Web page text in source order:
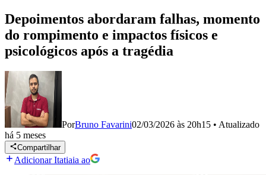
Depoimentos abordaram falhas, momento
do rompimento e impactos físicos e
psicológicos após a tragédia
PorBruno Favarini02/03/2026 às 20h15 • Atualizado
há 5 meses
Compartilhar
Adicionar Itatiaia ao